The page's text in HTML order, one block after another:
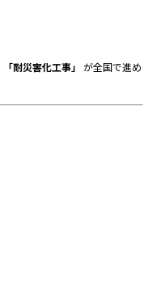
「耐災害化工事」 が全国で進め